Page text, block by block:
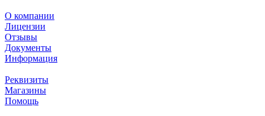
О компании
Лицензии
Отзывы
Документы
Информация
Реквизиты
Магазины
Помощь